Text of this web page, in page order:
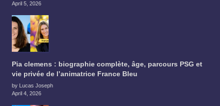
April 5, 2026
Pia clemens : biographie complète, âge, parcours PSG et
vie privée de l’animatrice France Bleu
by Lucas Joseph
April 4, 2026